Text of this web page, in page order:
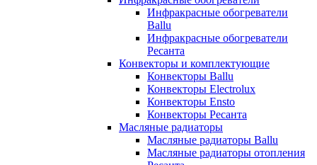
Инфракрасные обогреватели
Ballu
Инфракрасные обогреватели
Ресанта
Конвекторы и комплектующие
Конвекторы Ballu
Конвекторы Electrolux
Конвекторы Ensto
Конвекторы Ресанта
Масляные радиаторы
Масляные радиаторы Ballu
Масляные радиаторы отопления